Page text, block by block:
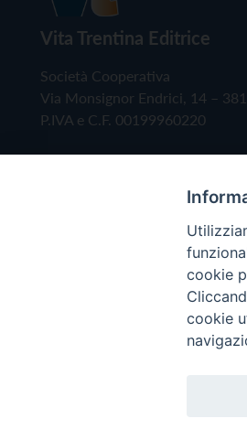
Vita Trentina Editrice
Società Cooperativa
Via Monsignor Endrici, 14 –
P.IVA e C.F. 00199960220
Copyright © 2019 - Tutti
cookie
cookie